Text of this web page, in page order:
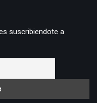
suscribiendote a